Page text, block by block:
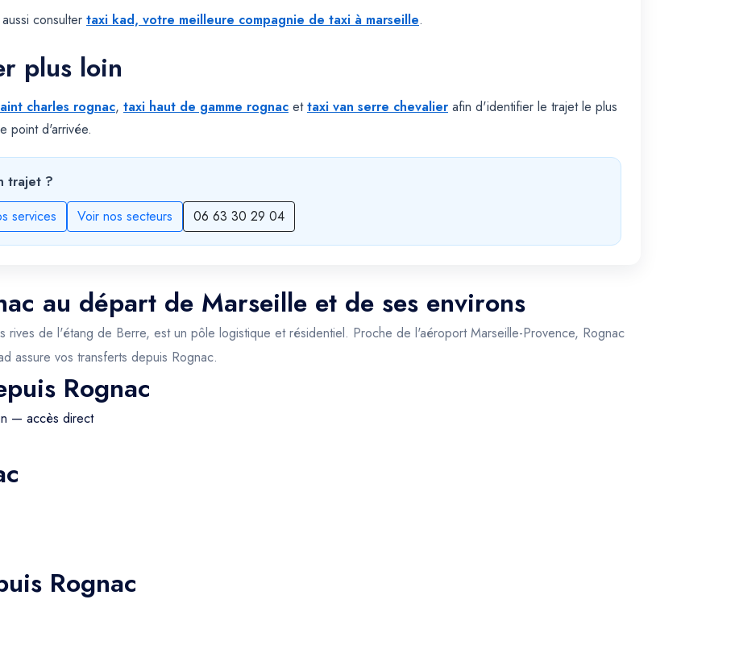
consulter taxi kad, votre meilleure compagnie de taxi à marseille.
plus loin
charles rognac, taxi haut de gamme rognac ettaxi van serre chevalier afin d'identifier le trajet le plus
point d'arrivée.
trajet ?
services Voir nos secteurs 06 63 30 29 04
au départ de Marseille et de ses environs
rives de l'étang de Berre, est un pôle logistique et résidentiel. Proche de l'aéroport Marseille-Provence, Rognac
assure vos transferts depuis Rognac.
Rognac
— accès direct
Rognac